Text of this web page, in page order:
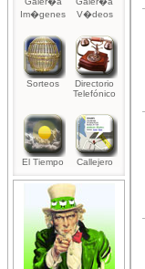
Im�genes
V�deos
Sorteos
Directorio
Telefónico
El Tiempo Callejero